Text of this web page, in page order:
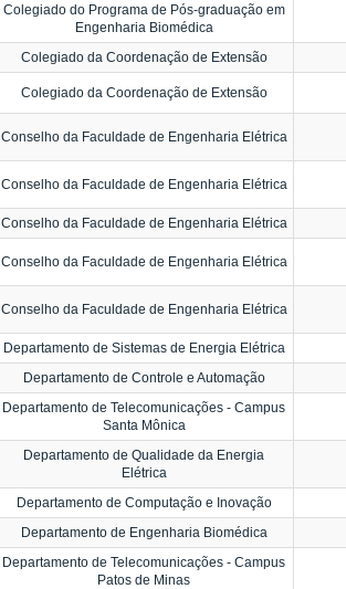
Colegiado do Programa de Pós-graduação em
Engenharia Biomédica
Colegiado da Coordenação de Extensão
Colegiado da Coordenação de Extensão
Conselho da Faculdade de Engenharia Elétrica
Conselho da Faculdade de Engenharia Elétrica
Conselho da Faculdade de Engenharia Elétrica
Conselho da Faculdade de Engenharia Elétrica
Conselho da Faculdade de Engenharia Elétrica
Departamento de Sistemas de Energia Elétrica
Departamento de Controle e Automação
Departamento de Telecomunicações - Campus
Santa Mônica
Departamento de Qualidade da Energia
Elétrica
Departamento de Computação e Inovação
Departamento de Engenharia Biomédica
Departamento de Telecomunicações - Campus
Patos de Minas